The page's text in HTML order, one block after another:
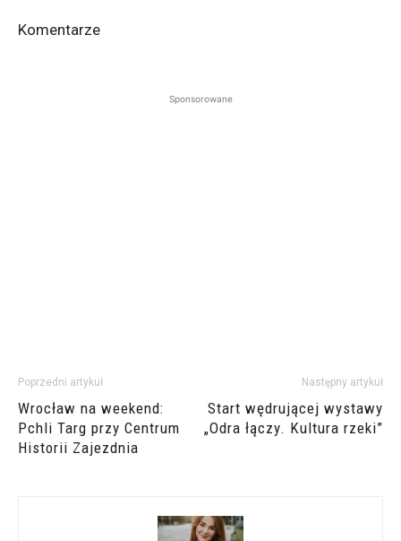
Komentarze
Sponsorowane
Poprzedni artykuł
Wrocław na weekend:
Pchli Targ przy Centrum
Historii Zajezdnia
Następny artykuł
Start wędrującej wystawy
„Odra łączy. Kultura rzeki”